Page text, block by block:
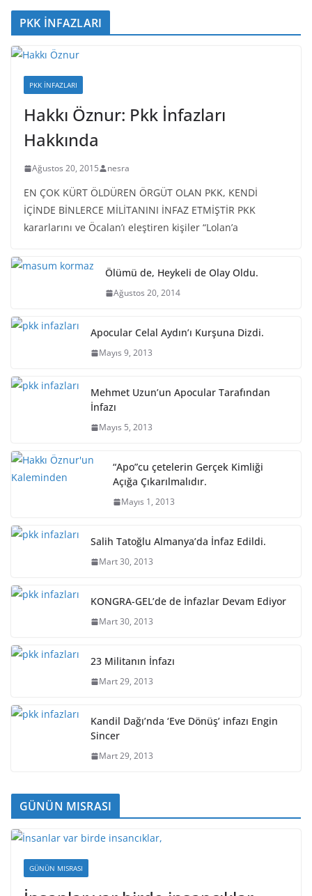
PKK İNFAZLARI
PKK İNFAZLARI
Hakkı Öznur: Pkk İnfazları
Hakkında
Ağustos 20, 2015 nesra
EN ÇOK KÜRT ÖLDÜREN ÖRGÜT OLAN PKK, KENDİ
İÇİNDE BİNLERCE MİLİTANINI İNFAZ ETMİŞTİR PKK
kararlarını ve Öcalan’ı eleştiren kişiler “Lolan’a
Ölümü de, Heykeli de Olay Oldu.
Ağustos 20, 2014
Apocular Celal Aydın’ı Kurşuna Dizdi.
Mayıs 9, 2013
Mehmet Uzun’un Apocular Tarafından
İnfazı
Mayıs 5, 2013
“Apo”cu çetelerin Gerçek Kimliği
Açığa Çıkarılmalıdır.
Mayıs 1, 2013
Salih Tatoğlu Almanya’da İnfaz Edildi.
Mart 30, 2013
KONGRA-GEL’de de İnfazlar Devam Ediyor
Mart 30, 2013
23 Militanın İnfazı
Mart 29, 2013
Kandil Dağı’nda ‘Eve Dönüş’ infazı Engin
Sincer
Mart 29, 2013
GÜNÜN MISRASI
GÜNÜN MISRASI